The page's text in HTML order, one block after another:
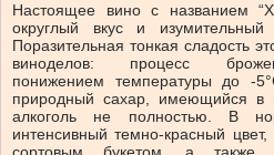
Настоящее вино с названием
округлый вкус и изумительный
Поразительная тонкая сладость
виноделов: процесс
понижением температуры до -
природный сахар, имеющийся в
алкоголь не полностью. В
интенсивный темно-красный